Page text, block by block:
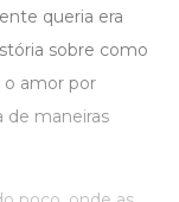
queria era
sobre como
o amor por
de maneiras